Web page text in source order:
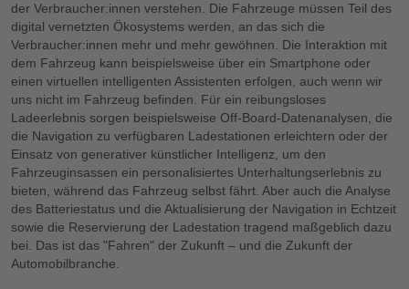
der Verbraucher:innen verstehen. Die Fahrzeuge müssen Teil des
digital vernetzten Ökosystems werden, an das sich die
Verbraucher:innen mehr und mehr gewöhnen. Die Interaktion mit
dem Fahrzeug kann beispielsweise über ein Smartphone oder
einen virtuellen intelligenten Assistenten erfolgen, auch wenn wir
uns nicht im Fahrzeug befinden. Für ein reibungsloses
Ladeerlebnis sorgen beispielsweise Off-Board-Datenanalysen, die
die Navigation zu verfügbaren Ladestationen erleichtern oder der
Einsatz von generativer künstlicher Intelligenz, um den
Fahrzeuginsassen ein personalisiertes Unterhaltungserlebnis zu
bieten, während das Fahrzeug selbst fährt. Aber auch die Analyse
des Batteriestatus und die Aktualisierung der Navigation in Echtzeit
sowie die Reservierung der Ladestation tragend maßgeblich dazu
bei. Das ist das "Fahren" der Zukunft – und die Zukunft der
Automobilbranche.